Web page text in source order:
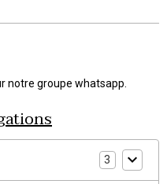
notre groupe whatsapp.
3